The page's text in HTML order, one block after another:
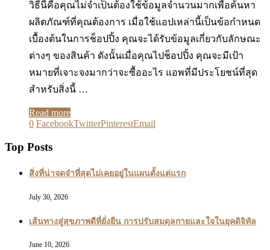
วิธีนี้คือคุณไม่จำเป็นต้องใช้ข้อมูลจำนวนมากเพื่อค้นหา
ผลิตภัณฑ์ที่คุณต้องการ เมื่อใช้แอปเหล่านี้เป็นข้อกำหนด
เบื้องต้นในการช็อปปิ้ง คุณจะได้รับข้อมูลเกี่ยวกับลักษณะ
ต่างๆ ของสินค้า ดังนั้นเมื่อคุณไปช็อปปิ้ง คุณจะมีเป้า
หมายที่เจาะจงมากว่าจะซื้ออะไร แอพที่มีประโยชน์ที่สุด
สำหรับสิ่งนี้ …
Read more
0 FacebookTwitterPinterestEmail
Top Posts
สิ่งที่น่าจดจำที่สุดไม่เคยอยู่ในแผนตั้งแต่แรก
July 30, 2026
เส้นทางสู่สุขภาพดีที่ยั่งยืน การปรับสมดุลกายและใจในยุคดิจิทัล
June 10, 2026